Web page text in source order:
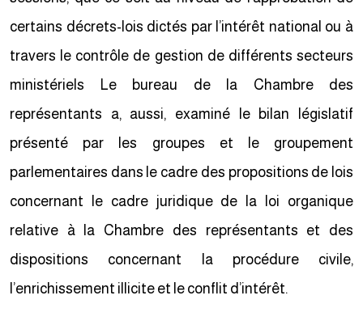
certains décrets-lois dictés par l’intérêt national ou à
travers le contrôle de gestion de différents secteurs
ministériels Le bureau de la Chambre des
représentants a, aussi, examiné le bilan législatif
présenté par les groupes et le groupement
parlementaires dans le cadre des propositions de lois
concernant le cadre juridique de la loi organique
relative à la Chambre des représentants et des
dispositions concernant la procédure civile,
l’enrichissement illicite et le conflit d’intérêt.